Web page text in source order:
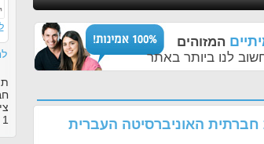
המזוהים
לנו ביותר באתר
חברתית האוניברסיטה העברית
1